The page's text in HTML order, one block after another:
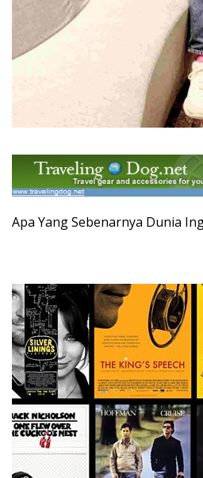
Apa Yang Sebenarnya Dunia